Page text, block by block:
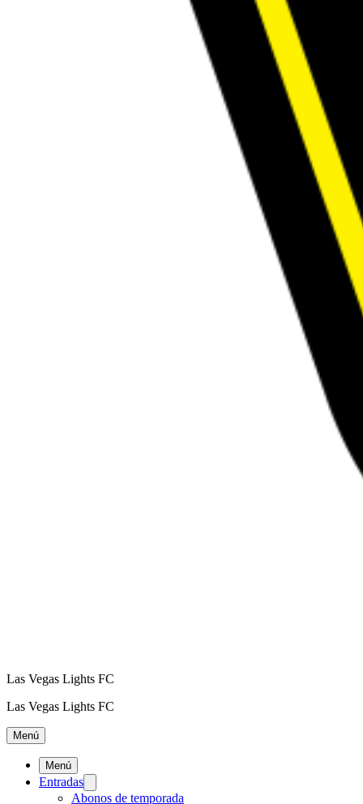
Las Vegas Lights FC
Las Vegas Lights FC
Menú
Menú
Entradas
Abonos de temporada